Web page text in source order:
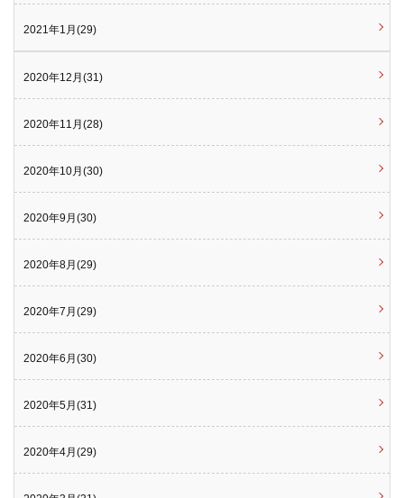
2021年1月(29)
2020年12月(31)
2020年11月(28)
2020年10月(30)
2020年9月(30)
2020年8月(29)
2020年7月(29)
2020年6月(30)
2020年5月(31)
2020年4月(29)